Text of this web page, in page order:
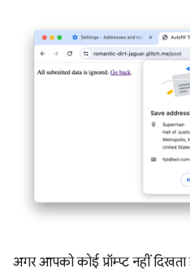
अगर आपको कोई प्रॉम्प्ट नहीं